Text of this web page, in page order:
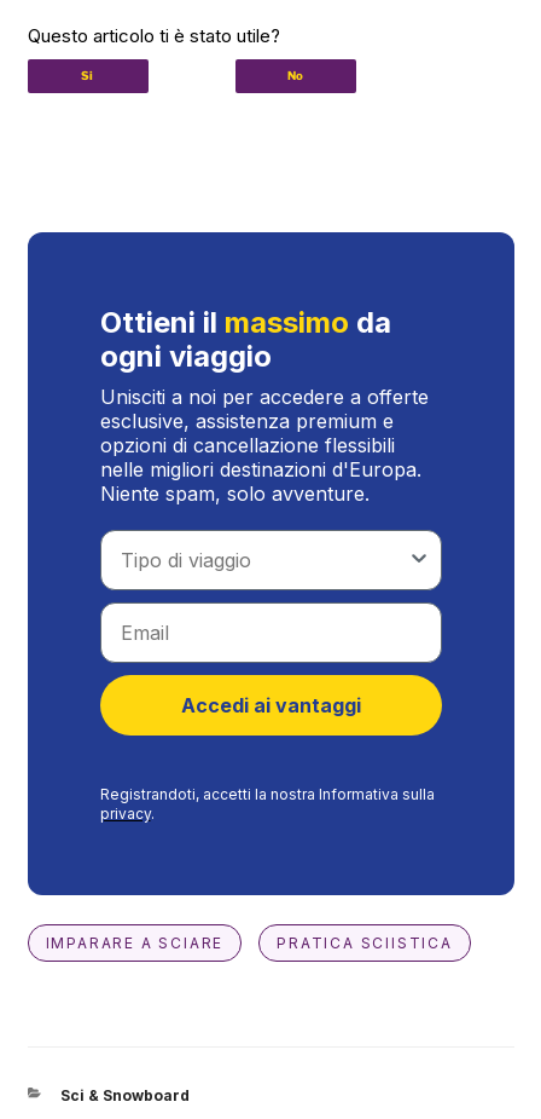
Questo articolo ti è stato utile?
Ottieni il massimo da
ogni viaggio
Unisciti a noi per accedere a offerte
esclusive, assistenza premium e
opzioni di cancellazione flessibili
nelle migliori destinazioni d'Europa.
Niente spam, solo avventure.
Travel type
Email
Accedi ai vantaggi
Registrandoti, accetti la nostra Informativa sulla
privacy.
IMPARARE A SCIARE PRATICA SCIISTICA
CATEGORIE
Sci & Snowboard